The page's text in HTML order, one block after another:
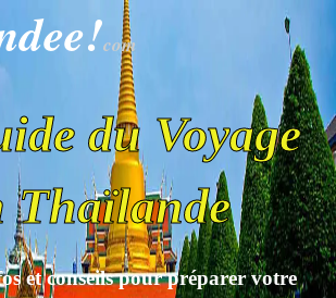
com
du Voyage
Thaïlande
et conseils pour préparer votre